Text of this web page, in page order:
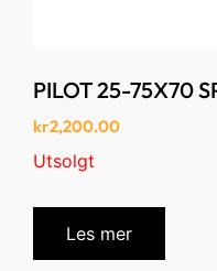
PILOT 25-75X70
kr2,200.00
Utsolgt
Les mer